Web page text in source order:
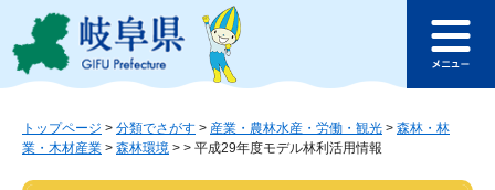
ジ
ュ
このページの本文へ
ュ
トップページ > 分類でさがす > 産業・農林水産・労働・観光 > 森林・林
業・木材産業 > 森林環境 > > 平成29年度モデル林利活用情報